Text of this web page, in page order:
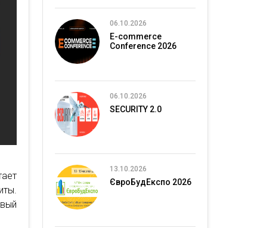
06.10.2026
E-commerce
Conference 2026
06.10.2026
SECURITY 2.0
13.10.2026
ЄвроБудЕкспо 2026